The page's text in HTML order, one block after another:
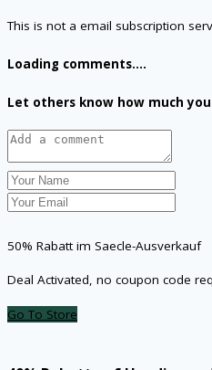
This is not a email subscription
Loading comments....
Let others know how much
50% Rabatt im Saecle-Ausverkauf
Deal Activated, no coupon code
Go To Store